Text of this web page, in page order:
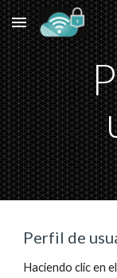
Skip to main
Perfil de
Haciendo clic en